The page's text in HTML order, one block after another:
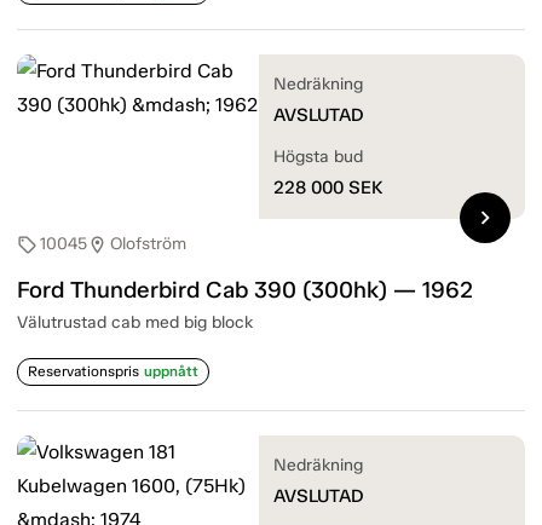
sell10045location_on Olofström
Ford Thunderbird Cab 390 (300hk) — 1962
Välutrustad cab med big block
Reservationspris uppnått
Nedräkning
AVSLUTAD
Högsta bud
228 000 SEK
chevron_right
Nedräkning
AVSLUTAD